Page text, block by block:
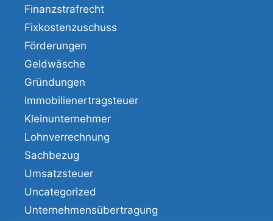
Finanzstrafrecht
Fixkostenzuschuss
Förderungen
Geldwäsche
Gründungen
Immobilienertragsteuer
Kleinunternehmer
Lohnverrechnung
Sachbezug
Umsatzsteuer
Uncategorized
Unternehmensübertragung